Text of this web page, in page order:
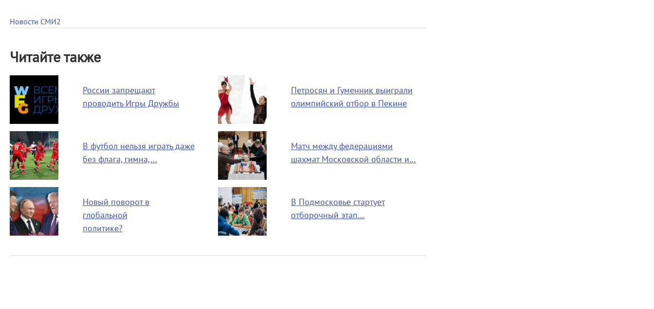
Новости СМИ2
Читайте также
России запрещают
проводить Игры Дружбы
Петросян и Гуменник выиграли
олимпийский отбор в Пекине
В футбол нельзя играть даже
без флага, гимна,…
Матч между федерациями
шахмат Московской области и…
Новый поворот в
глобальной
политике?
В Подмосковье стартует
отборочный этап…